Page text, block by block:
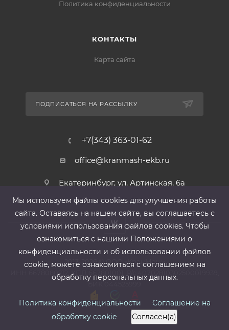
Политика конфиденциальности
КОНТАКТЫ
Карта сайта
ПОДПИСАТЬСЯ НА РАССЫЛКУ
+7(343) 363-01-62
office@kranmash-ekb.ru
Екатеринбург, ул. Артинская, 6а
2013-2026 ©ООО «КранМаш»
ИНН 6678080212, КПП 667801001 ,Р/с 40702810302500019939,
БИК 044525999
Мы используем файлы cооkies для улучшения работы
сайта. Оставаясь на нашем сайте, вы соглашаетесь с
условиями использования файлов cооkies. Чтобы
ознакомиться с нашими Положениями о
конфиденциальности и об использовании файлов
cookie, можете ознакомиться с соглашением на
обработку персональных данных.
Политика конфиденциальности
Соглашение на
обработку cookie
Согласен(а)